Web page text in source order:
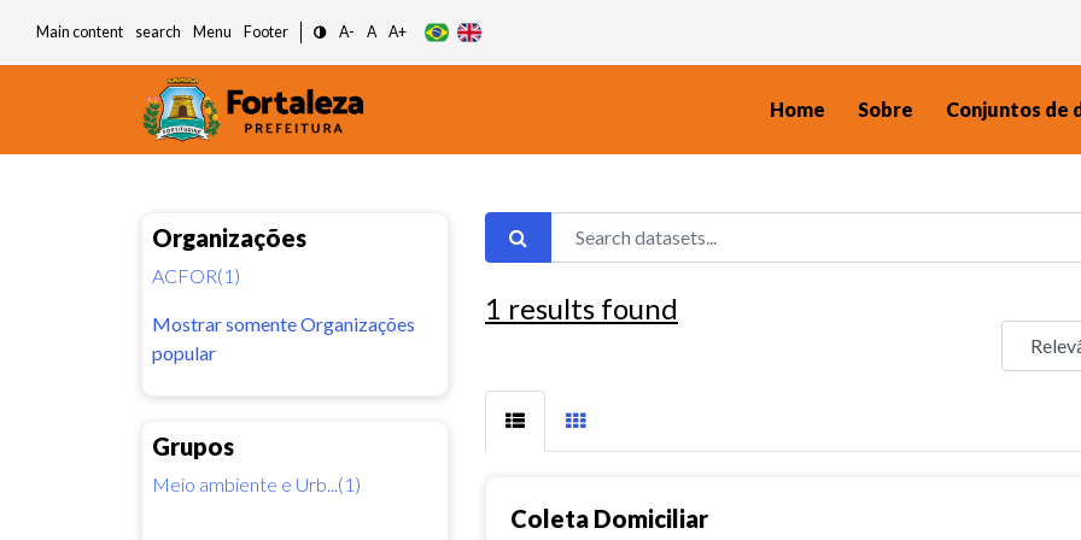
Main content search Menu Footer A- A A+
Home Sobre Conjuntos de
Organizações
ACFOR(1)
Mostrar somente Organizações
popular
Grupos
Meio ambiente e Urb...(1)
1 results found
Coleta Domiciliar